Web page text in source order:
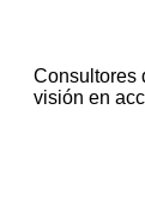
Consultores
visión en